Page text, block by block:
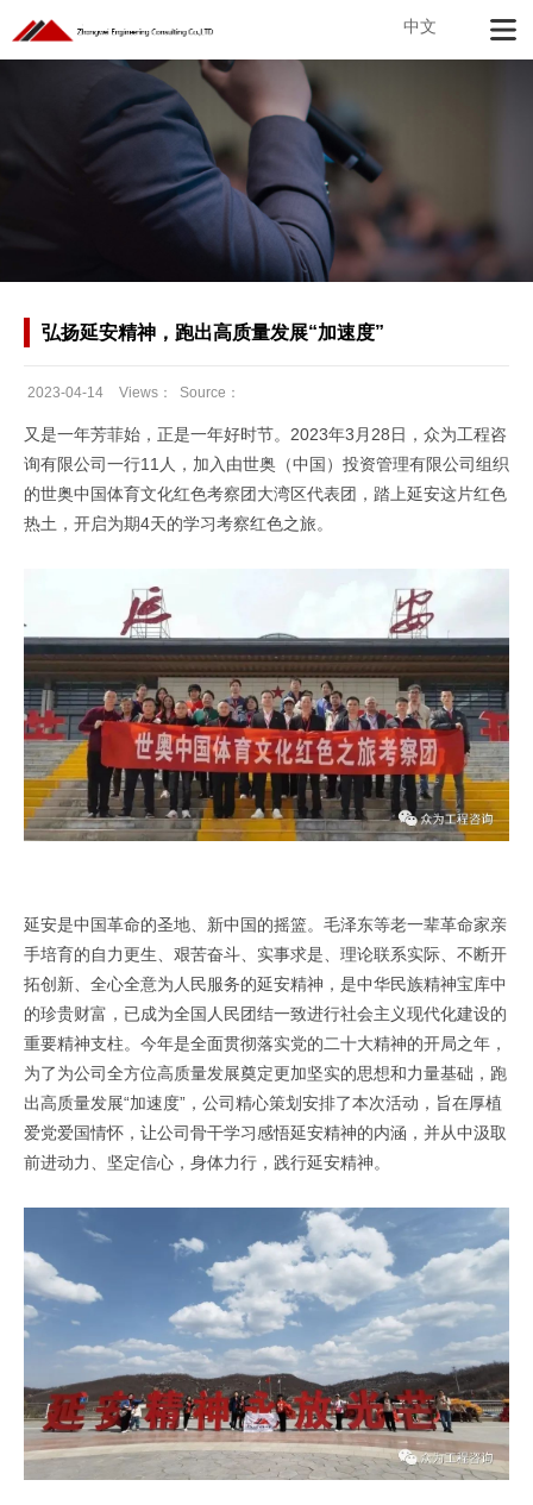
中文
弘扬延安精神，跑出高质量发展“加速度”
2023-04-14 Views： Source：
又是一年芳菲始，正是一年好时节。2023年3月28日，众为工程咨
询有限公司一行11人，加入由世奥（中国）投资管理有限公司组织
的世奥中国体育文化红色考察团大湾区代表团，踏上延安这片红色
热土，开启为期4天的学习考察红色之旅。
延安是中国革命的圣地、新中国的摇篮。毛泽东等老一辈革命家亲
手培育的自力更生、艰苦奋斗、实事求是、理论联系实际、不断开
拓创新、全心全意为人民服务的延安精神，是中华民族精神宝库中
的珍贵财富，已成为全国人民团结一致进行社会主义现代化建设的
重要精神支柱。今年是全面贯彻落实党的二十大精神的开局之年，
为了为公司全方位高质量发展奠定更加坚实的思想和力量基础，跑
出高质量发展“加速度”，公司精心策划安排了本次活动，旨在厚植
爱党爱国情怀，让公司骨干学习感悟延安精神的内涵，并从中汲取
前进动力、坚定信心，身体力行，践行延安精神。